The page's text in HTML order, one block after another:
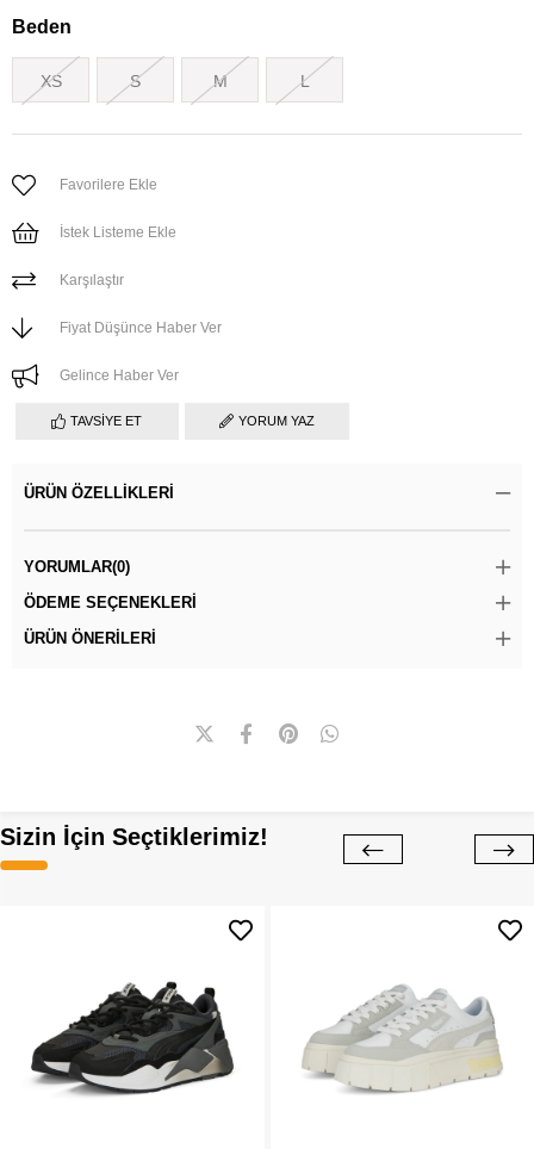
Beden
XS S M L
Favorilere Ekle
İstek Listeme Ekle
Karşılaştır
Fiyat Düşünce Haber Ver
Gelince Haber Ver
TAVSIYE ET YORUM YAZ
ÜRÜN ÖZELLIKLERI
YORUMLAR(0)
ÖDEME SEÇENEKLERI
ÜRÜN ÖNERILERI
Sizin İçin Seçtiklerimiz!